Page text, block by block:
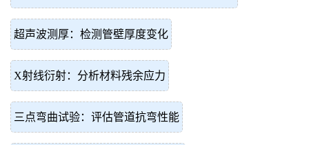
超声波测厚：检测管壁厚度变化
X射线衍射：分析材料残余应力
三点弯曲试验：评估管道抗弯性能